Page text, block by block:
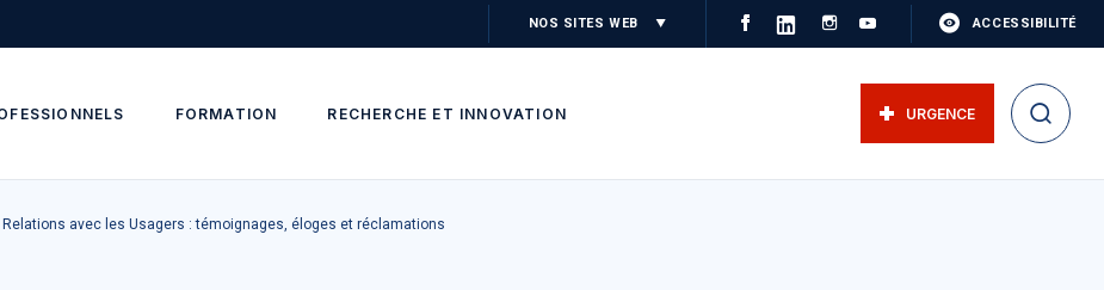
FORMATION RECHERCHE ET INNOVATION
NOS SITES WEB ACCESSIBILITÉ
URGENCE
avec les Usagers : témoignages, éloges et réclamations